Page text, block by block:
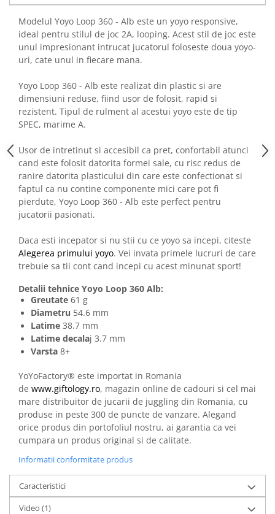
Modelul Yoyo Loop 360 - Alb este un yoyo responsive,
ideal pentru stilul de joc 2A, looping. Acest stil de joc este
unul impresionant intrucat jucatorul foloseste doua yoyo-
uri, cate unul in fiecare mana.
Yoyo Loop 360 - Alb este realizat din plastic si are
dimensiuni reduse, fiind usor de folosit, rapid si
rezistent. Tipul de rulment al acestui yoyo este de tip
SPEC, marime A.
Usor de intretinut si accesibil ca pret, confortabil atunci
cand este folosit datorita formei sale, cu risc redus de
ranire datorita plasticului din care este confectionat si
faptul ca nu contine componente mici care pot fi
pierdute, Yoyo Loop 360 - Alb este perfect pentru
jucatorii pasionati.
Daca esti incepator si nu stii cu ce yoyo sa incepi, citeste
Alegerea primului yoyo. Vei invata primele lucruri de care
trebuie sa tii cont cand incepi cu acest minunat sport!
Detalii tehnice Yoyo Loop 360 Alb:
Greutate 61 g
Diametru 54.6 mm
Latime 38.7 mm
Latime decalaj 3.7 mm
Varsta 8+
YoYoFactory® este importat in Romania
de www.giftology.ro, magazin online de cadouri si cel mai
mare distribuitor de jucarii de juggling din Romania, cu
produse in peste 300 de puncte de vanzare. Alegand
orice produs din portofoliul nostru, ai garantia ca vei
cumpara un produs original si de calitate.
Informatii conformitate produs
Caracteristici
Video (1)